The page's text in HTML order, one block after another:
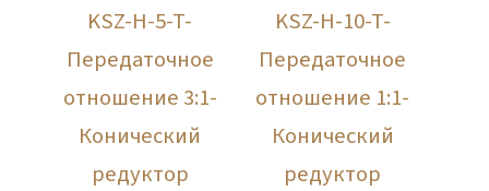
KSZ-H-5-T-
Передаточное
отношение 3:1-
Конический
редуктор
KSZ-H-10-T-
Передаточное
отношение 1:1-
Конический
редуктор